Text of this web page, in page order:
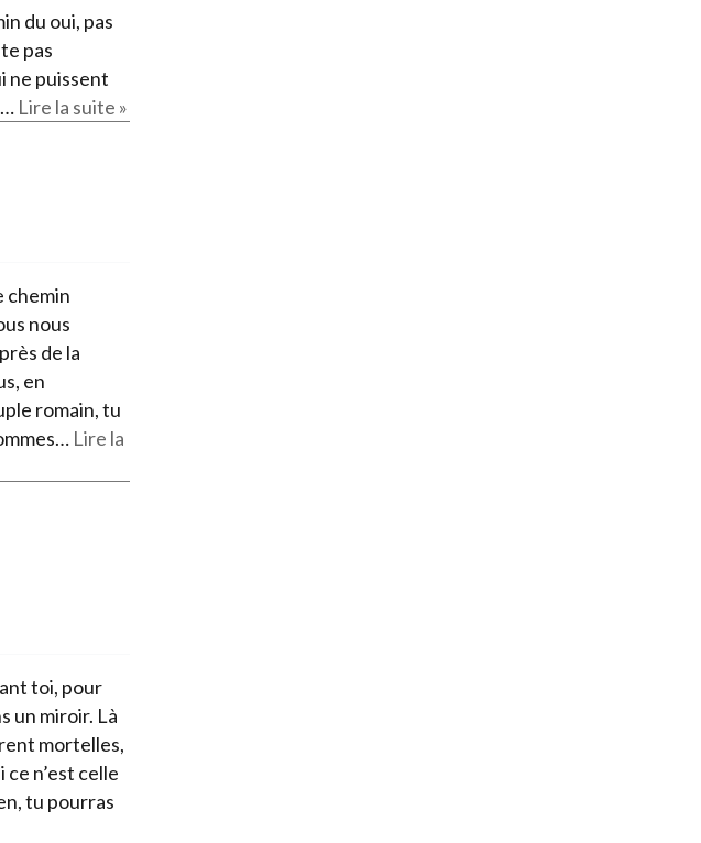
du oui, pas
pas
ne puissent
Lire la suite »
chemin
nous
de la
en
romain, tu
Lire la
toi, pour
un miroir. Là
mortelles,
n’est celle
tu pourras